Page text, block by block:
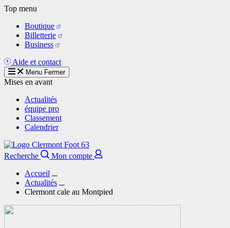
Aller
contenu
principal
Top menu
Boutique
Billetterie
Business
Aide et contact
Menu Fermer
Mises en avant
Actualités
équipe pro
Classement
Calendrier
Recherche
Mon compte
Accueil
Actualités
Clermont cale au Montpied